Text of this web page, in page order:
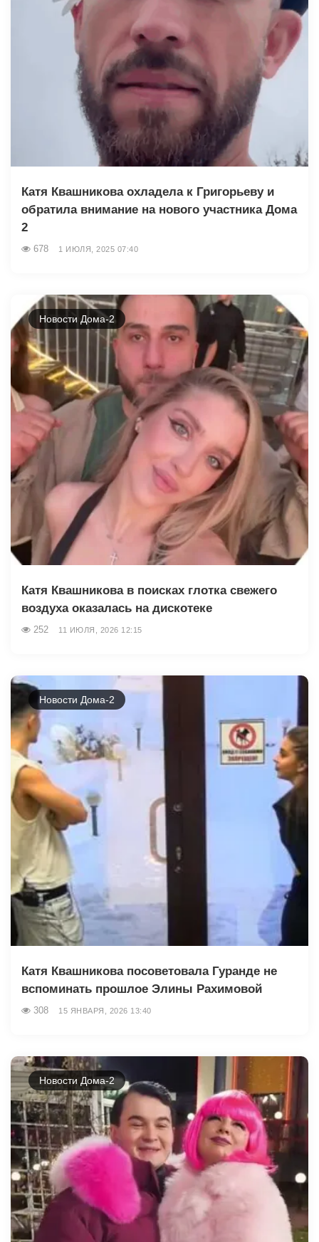
Катя Квашникова охладела к Григорьеву и
обратила внимание на нового участника Дома
2
678 1 ИЮЛЯ, 2025 07:40
Новости Дома-2
Катя Квашникова в поисках глотка свежего
воздуха оказалась на дискотеке
252 11 ИЮЛЯ, 2026 12:15
Новости Дома-2
Катя Квашникова посоветовала Гуранде не
вспоминать прошлое Элины Рахимовой
308 15 ЯНВАРЯ, 2026 13:40
Новости Дома-2